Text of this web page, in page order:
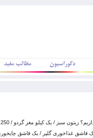
دکوراسیون مطالب مفید